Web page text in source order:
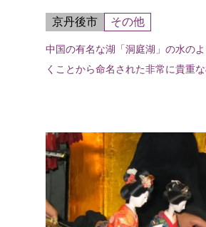
京丹後市 その他
中国の有名な湖「洞庭湖」の水の
くことから命名された非常に貴重